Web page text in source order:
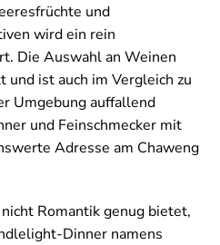
und
wird ein rein
Die Auswahl an Weinen
ist auch im Vergleich zu
Umgebung auffallend
und Feinschmecker mit
Adresse am Chaweng
Romantik genug bietet,
Dinner namens